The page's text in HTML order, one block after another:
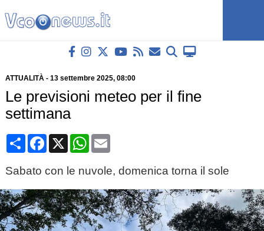
ATTUALITÀ- 13 settembre 2025, 08:00
Le previsioni meteo per il fine
settimana
CondividiFacebook
X WhatsApp
Email
Sabato con le nuvole, domenica torna il sole